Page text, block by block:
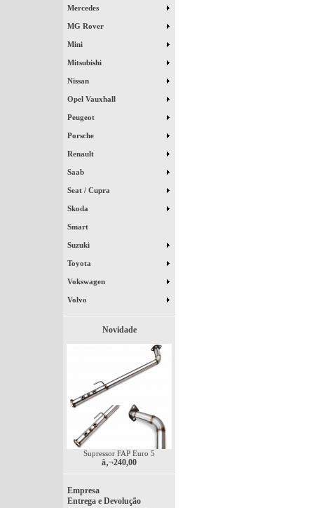
Mercedes
MG Rover
Mini
Mitsubishi
Nissan
Opel Vauxhall
Peugeot
Porsche
Renault
Saab
Seat / Cupra
Skoda
Smart
Suzuki
Toyota
Vokswagen
Volvo
Novidade
Supressor FAP Euro 5
â‚¬240,00
Empresa
Entrega e Devolução